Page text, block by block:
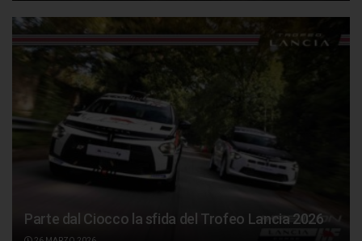
Parte dal Ciocco la sfida del Trofeo Lancia 2026